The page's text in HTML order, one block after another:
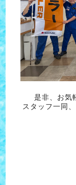
是非、お気
スタッフ一同